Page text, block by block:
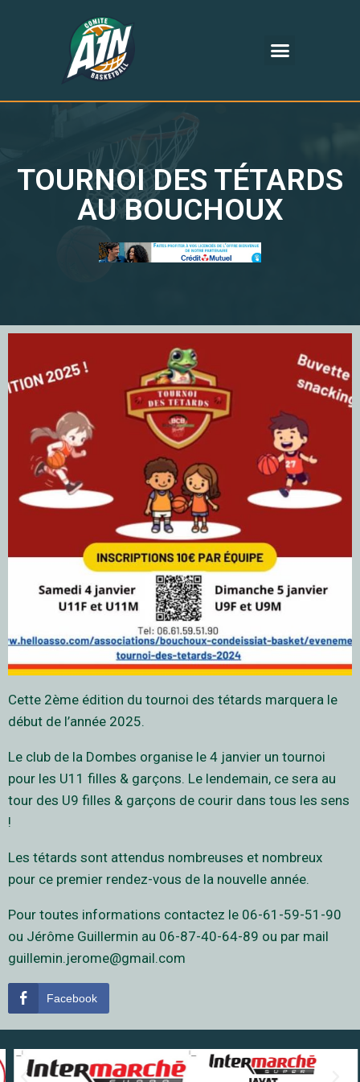
TOURNOI DES TÉTARDS
AU BOUCHOUX
Cette 2ème édition du tournoi des tétards marquera le
début de l’année 2025.
Le club de la Dombes organise le 4 janvier un tournoi
pour les U11 filles & garçons. Le lendemain, ce sera au
tour des U9 filles & garçons de courir dans tous les sens
!
Les tétards sont attendus nombreuses et nombreux
pour ce premier rendez-vous de la nouvelle année.
Pour toutes informations contactez le 06-61-59-51-90
ou Jérôme Guillermin au 06-87-40-64-89 ou par mail
guillemin.jerome@gmail.com
Facebook